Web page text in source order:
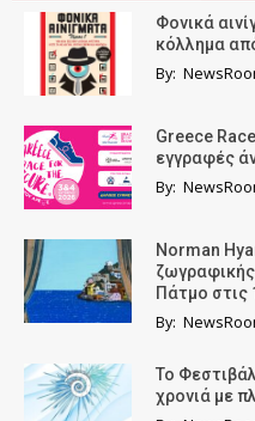
Φονικά
κόλλημα
By:
Greece
εγγραφές
By:
Norman
ζωγραφικής
Πάτμο στις
By:
Το
χρονιά με